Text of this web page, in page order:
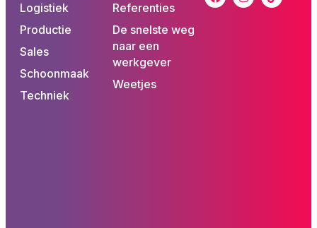
Logistiek
Productie
Sales
Schoonmaak
Techniek
Referenties
De snelste weg
naar een
werkgever
Weetjes